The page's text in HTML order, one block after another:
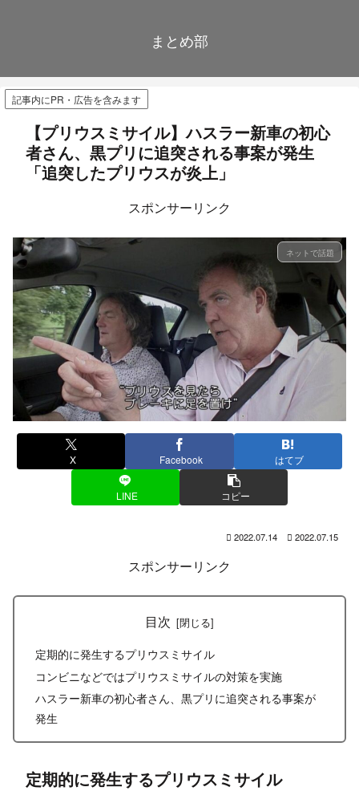
まとめ部
記事内にPR・広告を含みます
【プリウスミサイル】ハスラー新車の初心
者さん、黒プリに追突される事案が発生
「追突したプリウスが炎上」
スポンサーリンク